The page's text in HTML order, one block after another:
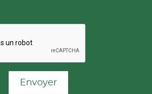
Envoyer